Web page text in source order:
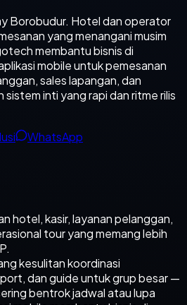
Borobudur. Hotel dan operator
yang menangani musim
membantu bisnis di
mobile untuk pemesanan
sales lapangan, dan
inti yang rapi dan ritme rilis
WhatsApp
hotel, kasir, layanan pelanggan,
tour yang memang lebih
kesulitan koordinasi
dan guide untuk grup besar —
bentrok jadwal atau lupa